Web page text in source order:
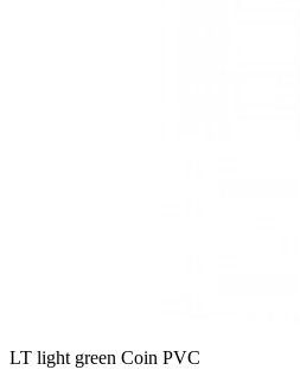
LT light green Coin PVC